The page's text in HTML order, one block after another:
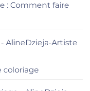
: Comment faire
AlineDzieja-Artiste
coloriage